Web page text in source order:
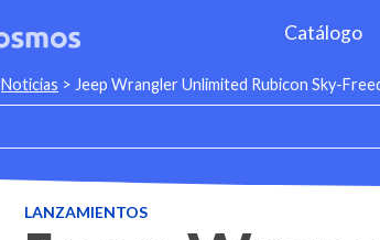
Catálogo
Noticias > Jeep Wrangler Unlimited Rubicon Sky-
LANZAMIENTOS